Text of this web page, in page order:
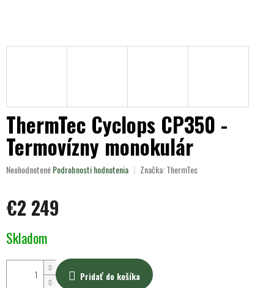
ThermTec Cyclops CP350 -
Termovízny monokulár
Priemerné
je
0,0
5
NeohodnotenéPodrobnosti hodnotenia Značka:ThermTec
€2 249
cena:
Skladom
Pridať do košíka